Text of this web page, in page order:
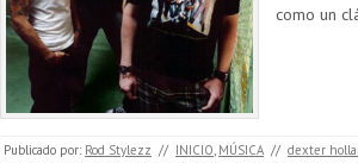
como un
Publicado por: Rod Stylezz // INICIO MÚSICA // dexter